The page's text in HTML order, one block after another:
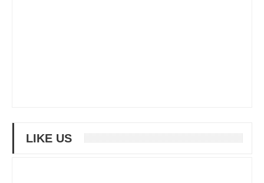
LIKE US